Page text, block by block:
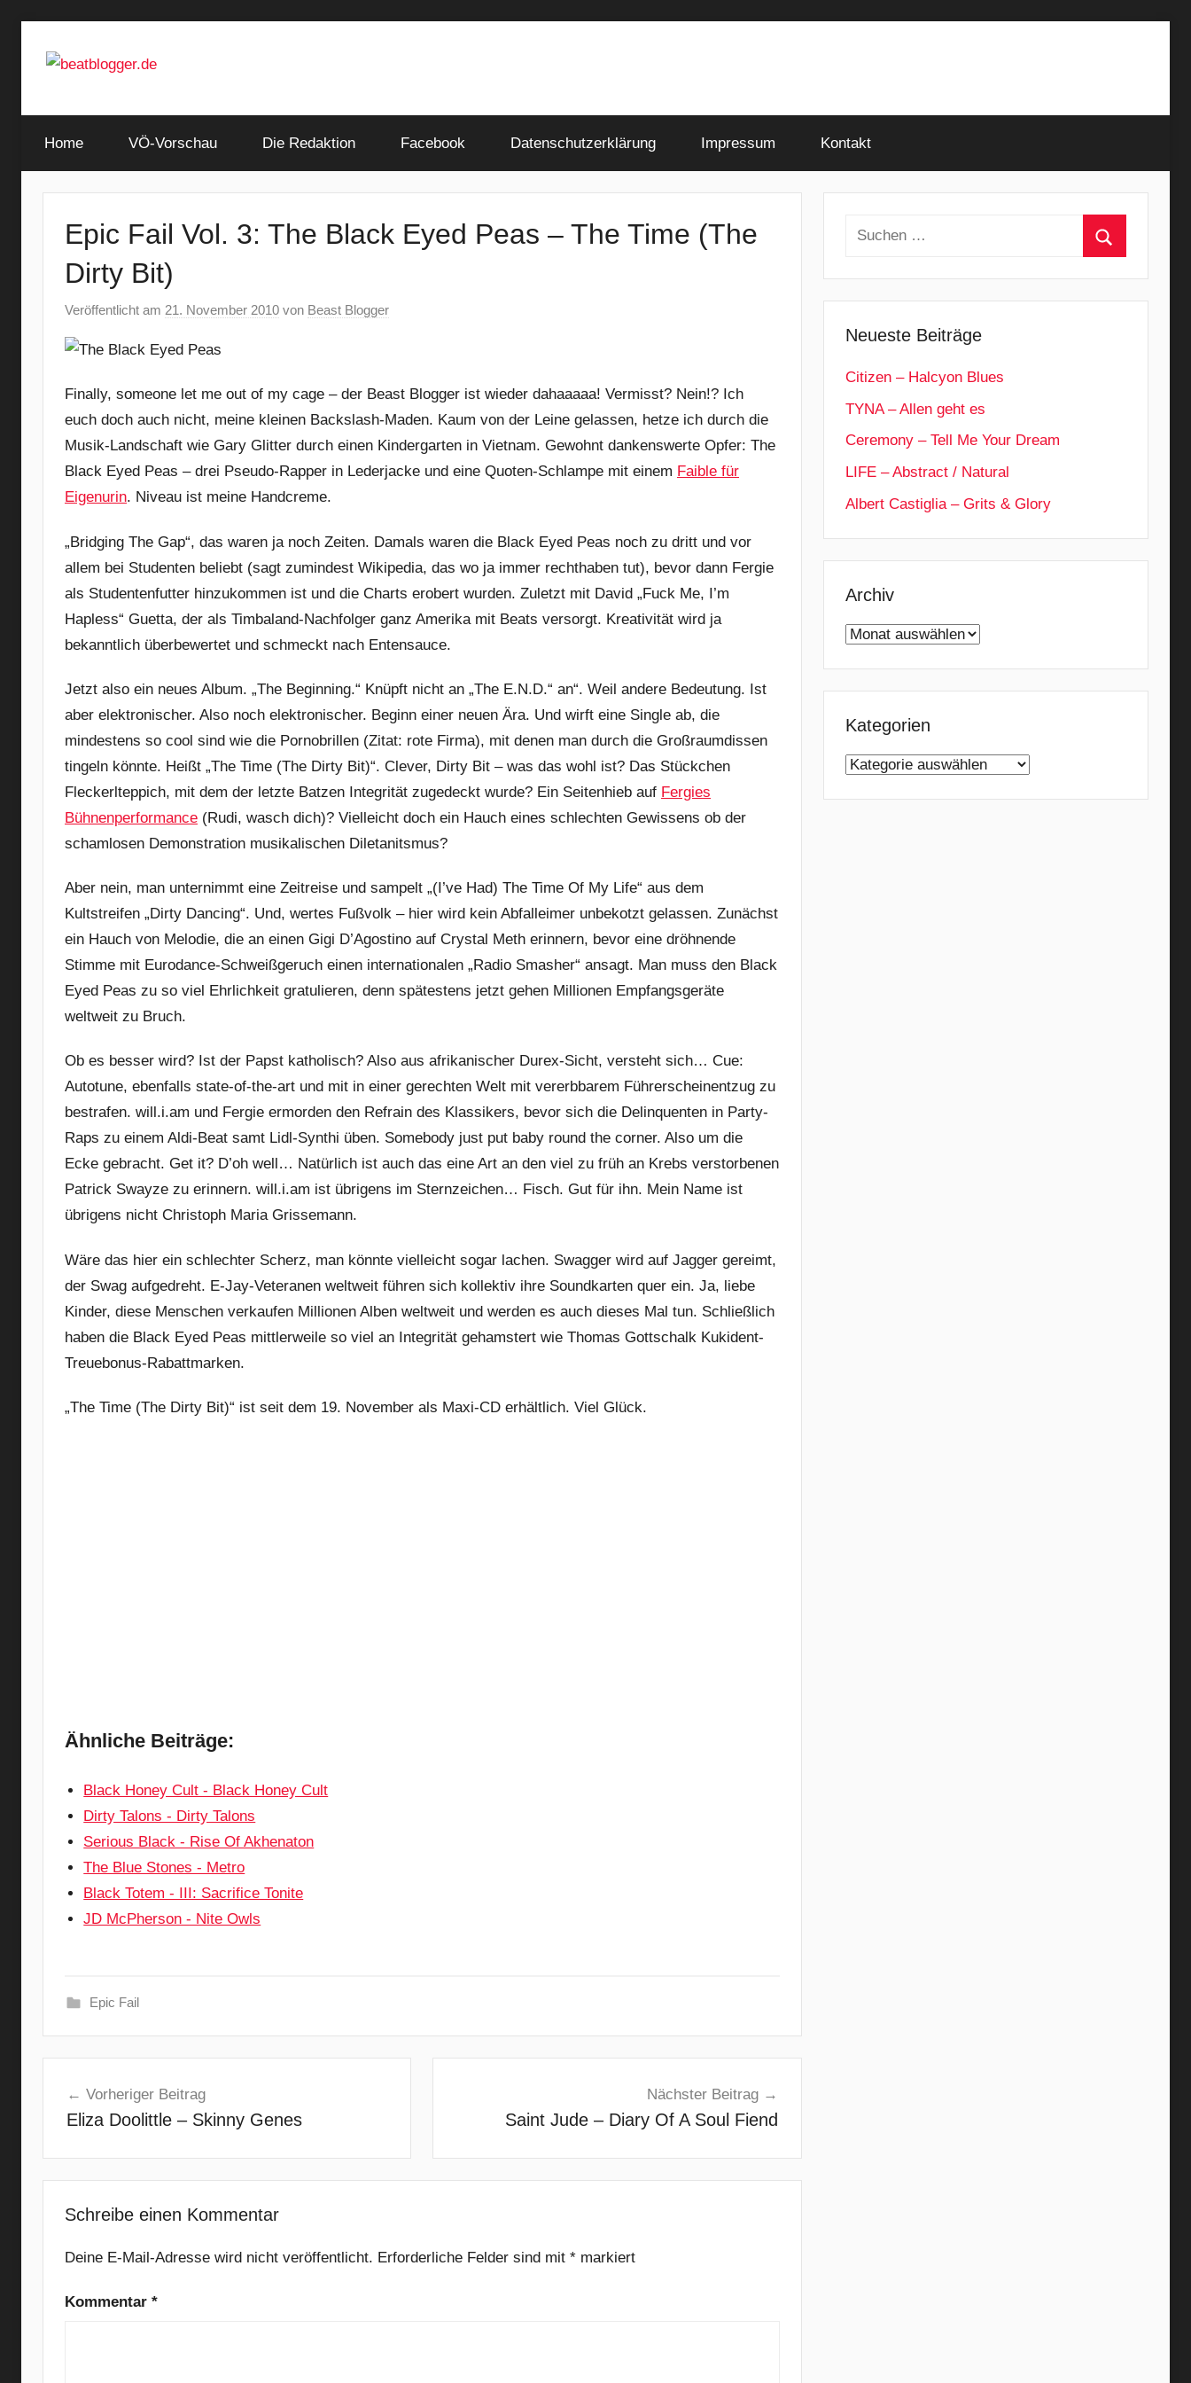
Inhalt
beatblogger.de
and
the
Home VÖ-Vorschau Die Redaktion Facebook Datenschutzerklärung Impressum Kontakt
Epic Fail Vol. 3: The Black Eyed Peas – The Time (The
Dirty Bit)
Veröffentlicht am 21. November 2010 von Beast Blogger
Finally, someone let me out of my cage – der Beast Blogger ist wieder dahaaaaa! Vermisst? Nein!? Ich
euch doch auch nicht, meine kleinen Backslash-Maden. Kaum von der Leine gelassen, hetze ich durch die
Musik-Landschaft wie Gary Glitter durch einen Kindergarten in Vietnam. Gewohnt dankenswerte Opfer: The
Black Eyed Peas – drei Pseudo-Rapper in Lederjacke und eine Quoten-Schlampe mit einem Faible für
Eigenurin. Niveau ist meine Handcreme.
„Bridging The Gap“, das waren ja noch Zeiten. Damals waren die Black Eyed Peas noch zu dritt und vor
allem bei Studenten beliebt (sagt zumindest Wikipedia, das wo ja immer rechthaben tut), bevor dann Fergie
als Studentenfutter hinzukommen ist und die Charts erobert wurden. Zuletzt mit David „Fuck Me, I’m
Hapless“ Guetta, der als Timbaland-Nachfolger ganz Amerika mit Beats versorgt. Kreativität wird ja
bekanntlich überbewertet und schmeckt nach Entensauce.
Jetzt also ein neues Album. „The Beginning.“ Knüpft nicht an „The E.N.D.“ an“. Weil andere Bedeutung. Ist
aber elektronischer. Also noch elektronischer. Beginn einer neuen Ära. Und wirft eine Single ab, die
mindestens so cool sind wie die Pornobrillen (Zitat: rote Firma), mit denen man durch die Großraumdissen
tingeln könnte. Heißt „The Time (The Dirty Bit)“. Clever, Dirty Bit – was das wohl ist? Das Stückchen
Fleckerlteppich, mit dem der letzte Batzen Integrität zugedeckt wurde? Ein Seitenhieb auf Fergies
Bühnenperformance (Rudi, wasch dich)? Vielleicht doch ein Hauch eines schlechten Gewissens ob der
schamlosen Demonstration musikalischen Diletanitsmus?
Aber nein, man unternimmt eine Zeitreise und sampelt „(I’ve Had) The Time Of My Life“ aus dem
Kultstreifen „Dirty Dancing“. Und, wertes Fußvolk – hier wird kein Abfalleimer unbekotzt gelassen. Zunächst
ein Hauch von Melodie, die an einen Gigi D’Agostino auf Crystal Meth erinnern, bevor eine dröhnende
Stimme mit Eurodance-Schweißgeruch einen internationalen „Radio Smasher“ ansagt. Man muss den Black
Eyed Peas zu so viel Ehrlichkeit gratulieren, denn spätestens jetzt gehen Millionen Empfangsgeräte
weltweit zu Bruch.
Ob es besser wird? Ist der Papst katholisch? Also aus afrikanischer Durex-Sicht, versteht sich… Cue:
Autotune, ebenfalls state-of-the-art und mit in einer gerechten Welt mit vererbbarem Führerscheinentzug zu
bestrafen. will.i.am und Fergie ermorden den Refrain des Klassikers, bevor sich die Delinquenten in Party-
Raps zu einem Aldi-Beat samt Lidl-Synthi üben. Somebody just put baby round the corner. Also um die
Ecke gebracht. Get it? D’oh well… Natürlich ist auch das eine Art an den viel zu früh an Krebs verstorbenen
Patrick Swayze zu erinnern. will.i.am ist übrigens im Sternzeichen… Fisch. Gut für ihn. Mein Name ist
übrigens nicht Christoph Maria Grissemann.
Wäre das hier ein schlechter Scherz, man könnte vielleicht sogar lachen. Swagger wird auf Jagger gereimt,
der Swag aufgedreht. E-Jay-Veteranen weltweit führen sich kollektiv ihre Soundkarten quer ein. Ja, liebe
Kinder, diese Menschen verkaufen Millionen Alben weltweit und werden es auch dieses Mal tun. Schließlich
haben die Black Eyed Peas mittlerweile so viel an Integrität gehamstert wie Thomas Gottschalk Kukident-
Treuebonus-Rabattmarken.
„The Time (The Dirty Bit)“ ist seit dem 19. November als Maxi-CD erhältlich. Viel Glück.
Ähnliche Beiträge:
Black Honey Cult - Black Honey Cult
Dirty Talons - Dirty Talons
Serious Black - Rise Of Akhenaton
The Blue Stones - Metro
Black Totem - III: Sacrifice Tonite
JD McPherson - Nite Owls
Epic Fail
v
d
T
e
Vorheriger Beitrag
Eliza Doolittle – Skinny Genes
Nächster Beitrag
Saint Jude – Diary Of A Soul Fiend
Schreibe einen Kommentar
Deine E-Mail-Adresse wird nicht veröffentlicht. Erforderliche Felder sind mit * markiert
Kommentar *
Suchen
Neueste Beiträge
Citizen – Halcyon Blues
TYNA – Allen geht es
Ceremony – Tell Me Your Dream
LIFE – Abstract / Natural
Albert Castiglia – Grits & Glory
Archiv
Archiv
Kategorien
Kategorien